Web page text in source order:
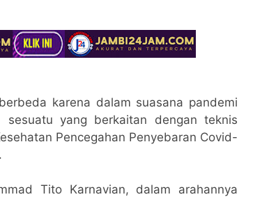
karena dalam suasana pandemi
yang berkaitan dengan teknis
Pencegahan Penyebaran Covid-
Tito Karnavian, dalam arahannya